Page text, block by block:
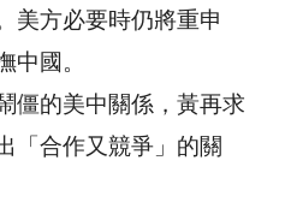
美方必要時仍將重申
中國。
僵的美中關係，黃再求
「合作又競爭」的關